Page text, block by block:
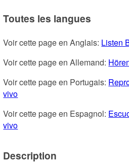
Toutes les langues
Voir cette page en Anglais: Listen
Voir cette page en Allemand:
Voir cette page en Portugais:
vivo
Voir cette page en Espagnol:
vivo
Description